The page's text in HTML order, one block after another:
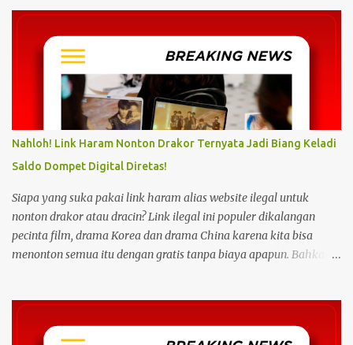
s
Nahloh! Link Haram Nonton Drakor Ternyata Jadi Biang Keladi
Saldo Dompet Digital Diretas!
Siapa yang suka pakai link haram alias website ilegal untuk
nonton drakor atau dracin? Link ilegal ini populer dikalangan
pecinta film, drama Korea dan drama China karena kita bisa
menonton semua itu dengan gratis tanpa biaya apapun. Bahkan
sepertinya harus dihentikan sekarang juga. Pasalnya menonton
film, konser, drama, atau apapun itu di situs tidak resmi disebut